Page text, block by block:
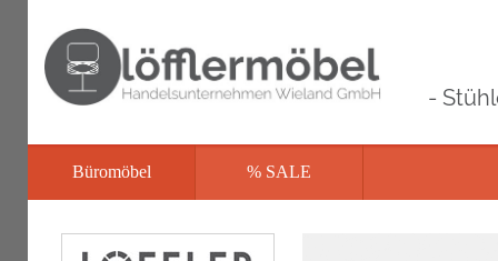
-
Büromöbel % SALE